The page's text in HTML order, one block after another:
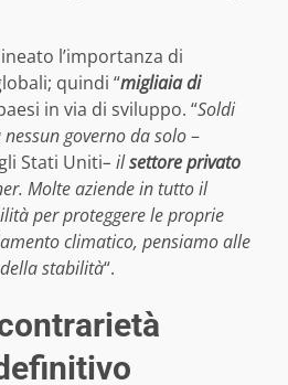
l’importanza di
quindi “migliaia di
in via di sviluppo. “Soldi
governo da solo–
Stati Uniti– ilsettore privato
Molte aziende in tutto il
per proteggere le proprie
climatico, pensiamo alle
stabilità“.